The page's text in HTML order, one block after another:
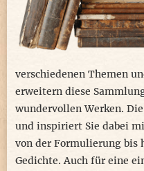
verschiedenen Themen
erweitern diese
wundervollen Werken.
und inspiriert Sie dabei
von der Formulierung
Gedichte. Auch für eine